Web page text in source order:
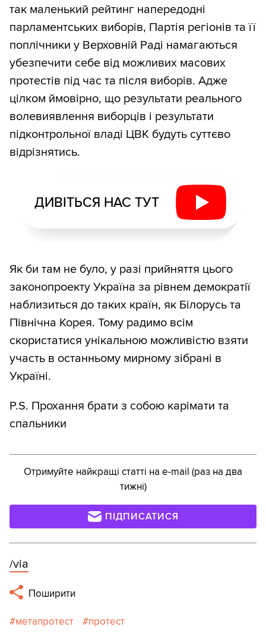
так маленький рейтинг напередодні
парламентських виборів, Партія регіонів та її
поплічники у Верховній Раді намагаються
убезпечити себе від можливих масових
протестів під час та після виборів. Адже
цілком ймовірно, що результати реального
волевиявлення виборців і результати
підконтрольної владі ЦВК будуть суттєво
відрізнятись.
ДИВІТЬСЯ НАС ТУТ
Як би там не було, у разі прийняття цього
законопроекту Україна за рівнем демократії
наблизиться до таких країн, як Білорусь та
Північна Корея. Тому радимо всім
скористатися унікальною можливістю взяти
участь в останньому мирному зібрані в
Україні.
P.S. Прохання брати з собою карімати та
спальники
Отримуйте найкращі статті на e-mail (раз на два
тижні)
ПІДПИСАТИСЯ
/via
Поширити
метапротест протест